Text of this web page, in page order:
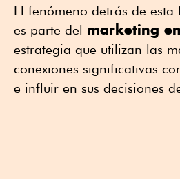
El fenómeno detrás de
es parte del marketing
estrategia que utilizan las
conexiones significativas
e influir en sus decisiones